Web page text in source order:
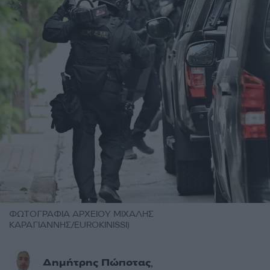
ΦΩΤΟΓΡΑΦΙΑ ΑΡΧΕΙΟΥ ΜΙΧΑΛΗΣ
ΚΑΡΑΓΙΑΝΝΗΣ/EUROKINISSI)
Δημήτρης Πώποτας,